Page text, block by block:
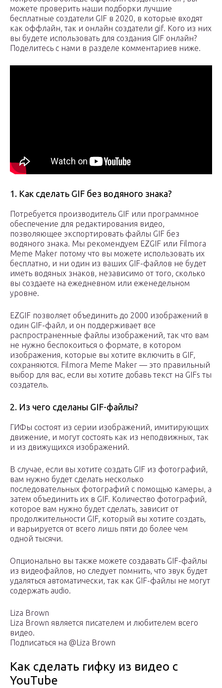
можете проверить наши подборки лучшие
бесплатные создатели GIF в 2020, в которые входят
как оффлайн, так и онлайн создатели gif. Кого из них
вы будете использовать для создания GIF онлайн?
Поделитесь с нами в разделе комментариев ниже.
1. Как сделать GIF без водяного знака?
Потребуется производитель GIF или программное
обеспечение для редактирования видео,
позволяющее экспортировать файлы GIF без
водяного знака. Мы рекомендуем EZGIF или Filmora
Meme Maker потому что вы можете использовать их
бесплатно, и ни один из ваших GIF-файлов не будет
иметь водяных знаков, независимо от того, сколько
вы создаете на ежедневном или еженедельном
уровне.
EZGIF позволяет объединить до 2000 изображений в
один GIF-файл, и он поддерживает все
распространенные файлы изображений, так что вам
не нужно беспокоиться о формате, в котором
изображения, которые вы хотите включить в GIF,
сохраняются. Filmora Meme Maker — это правильный
выбор для вас, если вы хотите добавь текст на GIFs ты
создатель.
2. Из чего сделаны GIF-файлы?
ГИФы состоят из серии изображений, имитирующих
движение, и могут состоять как из неподвижных, так
и из движущихся изображений.
В случае, если вы хотите создать GIF из фотографий,
вам нужно будет сделать несколько
последовательных фотографий с помощью камеры, а
затем объединить их в GIF. Количество фотографий,
которое вам нужно будет сделать, зависит от
продолжительности GIF, который вы хотите создать,
и варьируется от всего лишь пяти до более чем
одной тысячи.
Опционально вы также можете создавать GIF-файлы
из видеофайлов, но следует помнить, что звук будет
удаляться автоматически, так как GIF-файлы не могут
содержать audio.
Liza Brown
Liza Brown является писателем и любителем всего
видео.
Подписаться на @Liza Brown
Как сделать гифку из видео с
YouTube